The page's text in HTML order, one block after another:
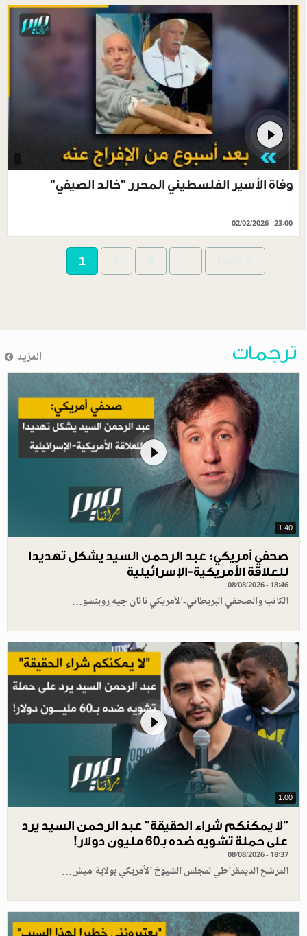
وفاة الأسير الفلسطيني المحرر "خالد الصيفي"
02/02/2026 - 23:00
Pagination
Current
page
1
page page
ترجمات المزيد
1.40
صحفي أمريكي: عبد الرحمن السيد يشكل تهديدا
للعلاقة الأمريكية-الإسرائيلية
08/08/2026 - 18:46
الكاتب والصحفي البريطاني-الأمريكي ناثان جيه روبنسو…
1.00
"لا يمكنكم شراء الحقيقة" عبد الرحمن السيد يرد
على حملة تشويه ضده بـ60 مليون دولار!
08/08/2026 - 18:37
المرشح الديمقراطي لمجلس الشيوخ الأمريكي بولاية ميش…